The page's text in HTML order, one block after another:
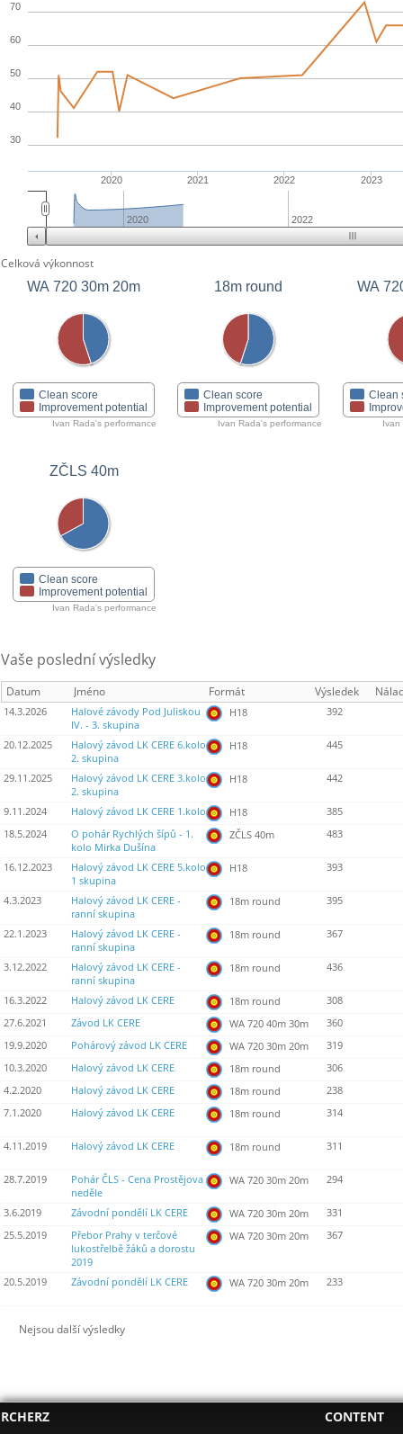
2020 2021 2022 2023
30
40
50
60
70
2020 2022
Celková výkonnost
WA 720 30m 20m
Clean score
Improvement potential
Ivan Rada's performance
18m round
Clean score
Improvement potential
Ivan Rada's performance
WA
Clean
Ivan
ZČLS 40m
Clean score
Improvement potential
Ivan Rada's performance
Vaše poslední výsledky
Datum Jméno Formát Výsledek
14.3.2026
Halové závody Pod Juliskou
IV. - 3. skupina
H18 392
20.12.2025
Halový závod LK CERE 6.kolo
2. skupina
H18 445
29.11.2025
Halový závod LK CERE 3.kolo
2. skupina
H18 442
9.11.2024 Halový závod LK CERE 1.kolo H18
385
18.5.2024
O pohár Rychlých šípů - 1.
kolo Mirka Dušína
ZČLS 40m 483
16.12.2023
Halový závod LK CERE 5.kolo
1 skupina
H18 393
4.3.2023
Halový závod LK CERE -
ranní skupina
18m round 395
22.1.2023
Halový závod LK CERE -
ranní skupina
18m round 367
3.12.2022
Halový závod LK CERE -
ranní skupina
18m round 436
16.3.2022 Halový závod LK CERE 18m round
308
27.6.2021
Závod LK CERE WA 720 40m 30m
360
19.9.2020
Pohárový závod LK CERE WA 720 30m 20m
319
10.3.2020
Halový závod LK CERE 18m round
306
4.2.2020
Halový závod LK CERE 18m round
238
7.1.2020
Halový závod LK CERE 18m round 314
4.11.2019 Halový závod LK CERE 18m round 311
28.7.2019
Pohár ČLS - Cena Prostějova
neděle
WA 720 30m 20m 294
3.6.2019 Závodní pondělí LK CERE WA 720 30m 20m
331
25.5.2019
Přebor Prahy v terčové
lukostřelbě žáků a dorostu
2019
WA 720 30m 20m 367
20.5.2019 Závodní pondělí LK CERE WA 720 30m 20m 233
Nejsou další výsledky
RCHERZ CONTENT